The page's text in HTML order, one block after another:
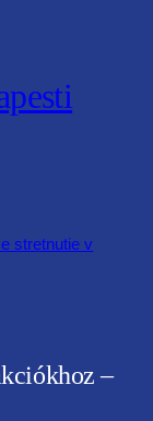
–